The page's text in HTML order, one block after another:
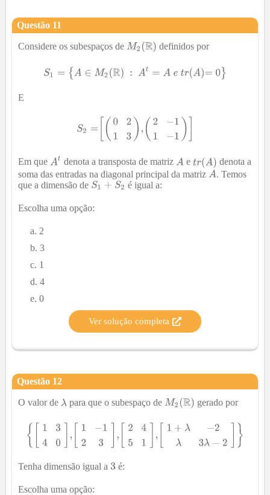
Questão 11
Considere os subespaços de definidos por
E
Em que denota a transposta de matriz e
denota a
soma das entradas na diagonal principal da matriz
. Temos
que a dimensão de
é igual a:
Escolha uma opção:
2
3
1
4
0
Ver solução completa
Questão 12
O valor de para que o subespaço de gerado por
Tenha dimensão igual a é:
Escolha uma opção: